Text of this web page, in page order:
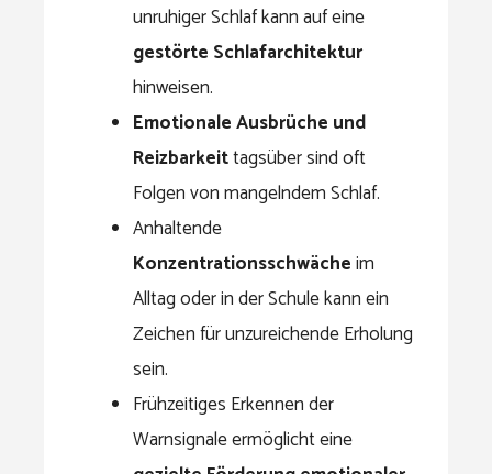
unruhiger Schlaf kann auf eine
gestörte Schlafarchitektur
hinweisen.
Emotionale Ausbrüche und
Reizbarkeittagsüber sind oft
Folgen von mangelndem Schlaf.
Anhaltende
Konzentrationsschwächeim
Alltag oder in der Schule kann ein
Zeichen für unzureichende Erholung
sein.
Frühzeitiges Erkennen der
Warnsignale ermöglicht eine